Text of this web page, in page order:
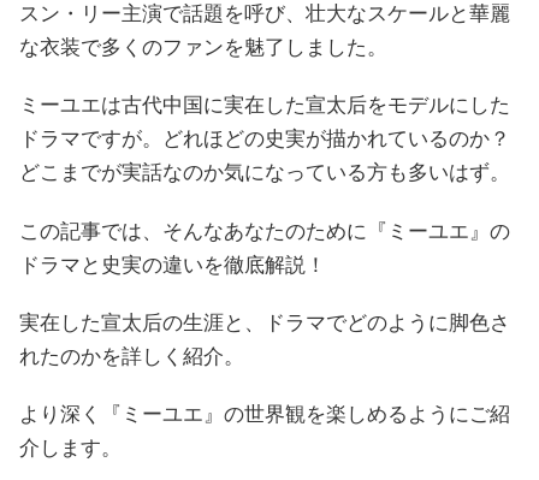
スン・リー主演で話題を呼び、壮大なスケールと華麗
な衣装で多くのファンを魅了しました。
ミーユエは古代中国に実在した宣太后をモデルにした
ドラマですが。どれほどの史実が描かれているのか？
どこまでが実話なのか気になっている方も多いはず。
この記事では、そんなあなたのために『ミーユエ』の
ドラマと史実の違いを徹底解説！
実在した宣太后の生涯と、ドラマでどのように脚色さ
れたのかを詳しく紹介。
より深く『ミーユエ』の世界観を楽しめるようにご紹
介します。